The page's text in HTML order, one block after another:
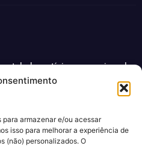
armazenar e/ou acessar
isso para melhorar a experiência de
(não) personalizados. O
de notícias e um jornal
notícias sobre a cidade do
abordagem abrangente e
entre outros temas
carioca. Além disso, o Jornal